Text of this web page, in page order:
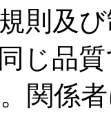
則及
じ品
関係